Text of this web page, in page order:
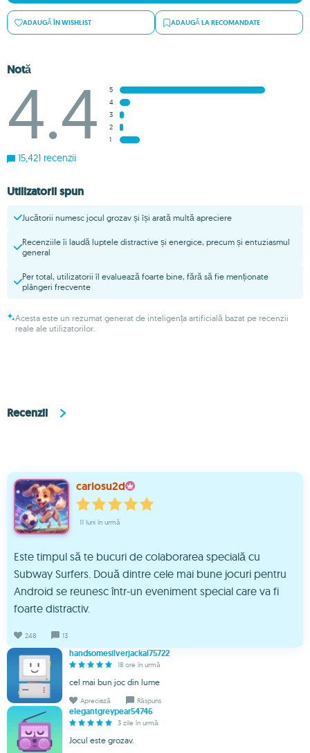
ADAUGĂ ÎN WISHLIST ADAUGĂ LA RECOMANDATE
Notă
4.4
5
4
3
2
1
15,421 recenzii
Utilizatorii spun
Jucătorii numesc jocul grozav și își arată multă apreciere
Recenziile îi laudă luptele distractive și energice, precum și entuziasmul
general
Per total, utilizatorii îl evaluează foarte bine, fără să fie menționate
plângeri frecvente
Acesta este un rezumat generat de inteligența artificială bazat pe recenzii
reale ale utilizatorilor.
Recenzii
carlosu2d
11 luni în urmă
Este timpul să te bucuri de colaborarea specială cu
Subway Surfers. Două dintre cele mai bune jocuri pentru
Android se reunesc într-un eveniment special care va fi
foarte distractiv.
248 13
handsomesilverjackal75722
18 ore în urmă
cel mai bun joc din lume
Apreciază Răspuns
elegantgreypear54746
3 zile în urmă
Jocul este grozav.